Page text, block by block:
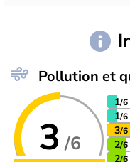
Pollution et
3 /6
1/6
1/6
3/6
2/6
2/6